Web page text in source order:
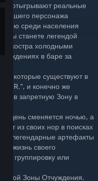
отыгрывают реальные
Вашего персонажа
среди населения
Вы станете легендой
у костра холодными
в баре за
которые существуют в
и конечно же
в запретную Зону в
день сменяется ночью, а
из своих нор в поисках
легендарные артефакты
жизнь своего
группировку или
Зоны Отчуждения.